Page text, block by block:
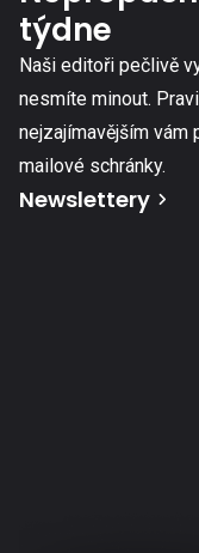
týdne
Naši editoři pečlivě
nesmíte minout.
nejzajímavějším vám
mailové schránky.
Newslettery